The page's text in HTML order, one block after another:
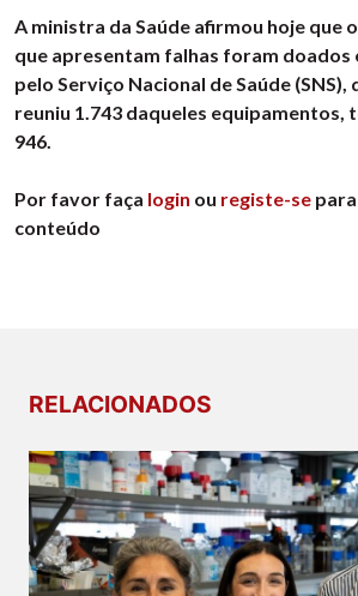
A ministra da Saúde afirmou hoje que
que apresentam falhas foram doados
pelo Serviço Nacional de Saúde (SNS),
reuniu 1.743 daqueles equipamentos,
946.
Por favor faça login ou registe-se
conteúdo
RELACIONADOS